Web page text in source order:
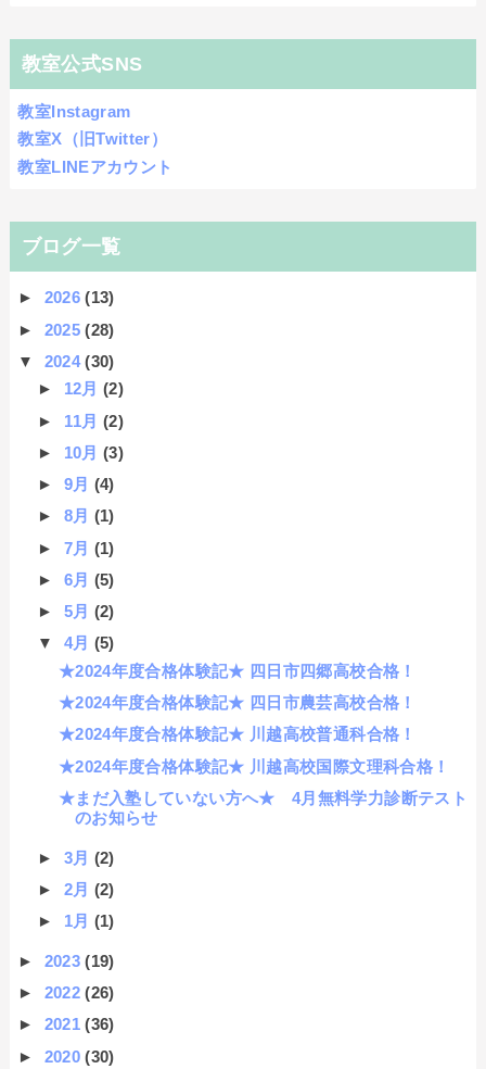
教室公式SNS
教室Instagram
教室X（旧Twitter）
教室LINEアカウント
ブログ一覧
► 2026(13)
► 2025(28)
▼ 2024(30)
► 12月 (2)
► 11月 (2)
► 10月 (3)
► 9月 (4)
► 8月 (1)
► 7月 (1)
► 6月 (5)
► 5月 (2)
▼ 4月 (5)
★2024年度合格体験記★ 四日市四郷高校合格！
★2024年度合格体験記★ 四日市農芸高校合格！
★2024年度合格体験記★ 川越高校普通科合格！
★2024年度合格体験記★ 川越高校国際文理科合格！
★まだ入塾していない方へ★ 4月無料学力診断テスト
のお知らせ
► 3月 (2)
► 2月 (2)
► 1月 (1)
► 2023(19)
► 2022(26)
► 2021(36)
► 2020(30)